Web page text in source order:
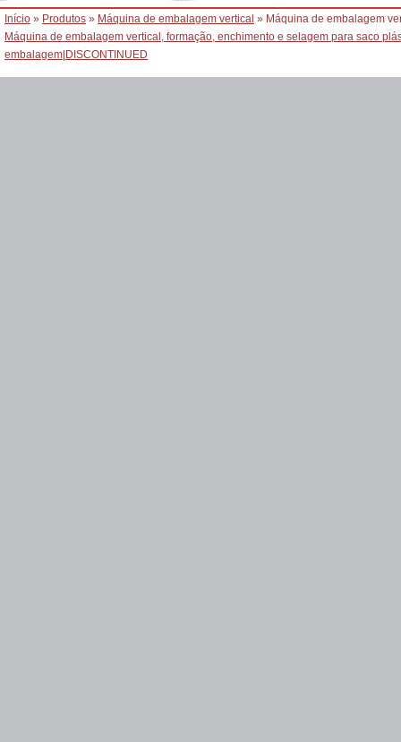
Início » Produtos » Máquina de embalagem vertical » Máquina de embalagem
Máquina de embalagem vertical, formação, enchimento e selagem para saco
embalagem DISCONTINUED